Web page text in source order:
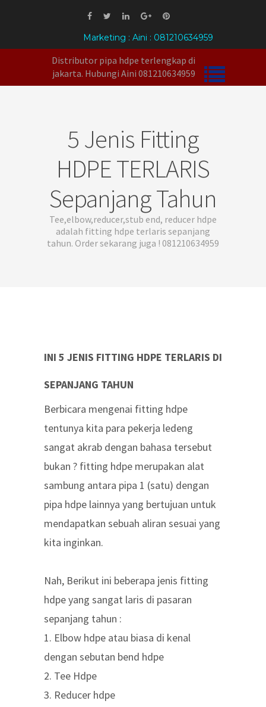
Marketing : Aini : 081210634959
Distributor pipa hdpe terlengkap di
jakarta. Hubungi Aini 081210634959
5 Jenis Fitting
HDPE TERLARIS
Sepanjang Tahun
Tee,elbow,reducer,stub end, reducer hdpe
adalah fitting hdpe terlaris sepanjang
tahun. Order sekarang juga ! 081210634959
INI 5 JENIS FITTING HDPE TERLARIS DI
SEPANJANG TAHUN
Berbicara mengenai fitting hdpe
tentunya kita para pekerja ledeng
sangat akrab dengan bahasa tersebut
bukan ? fitting hdpe merupakan alat
sambung antara pipa 1 (satu) dengan
pipa hdpe lainnya yang bertujuan untuk
mendapatkan sebuah aliran sesuai yang
kita inginkan.
Nah, Berikut ini beberapa jenis fitting
hdpe yang sangat laris di pasaran
sepanjang tahun :
1. Elbow hdpe atau biasa di kenal
dengan sebutan bend hdpe
2. Tee Hdpe
3. Reducer hdpe